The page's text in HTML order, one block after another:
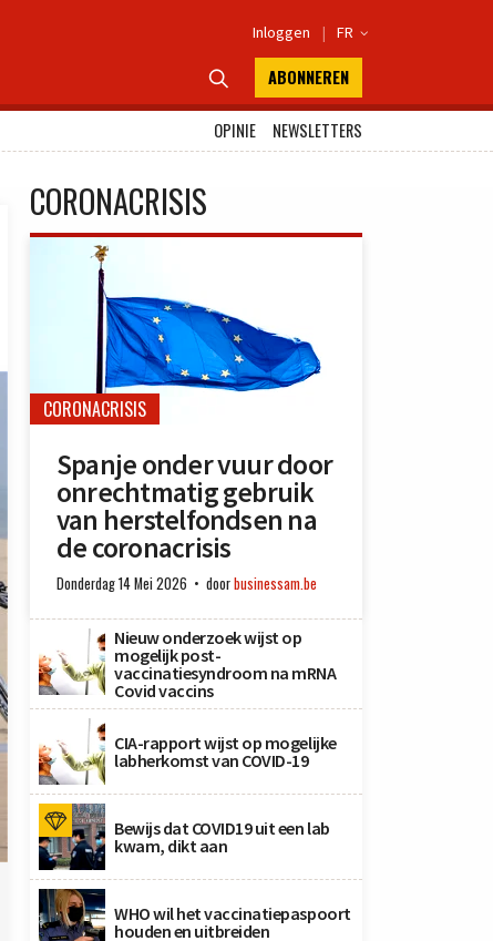
Inloggen | FR 
 ABONNEREN
OPINIE
NEWSLETTERS
CORONACRISIS
CORONACRISIS
Spanje onder vuur door
onrechtmatig gebruik
van herstelfondsen na
de coronacrisis
Donderdag 14 Mei 2026 doorbusinessam.be
Nieuw onderzoek wijst op
mogelijk post-
vaccinatiesyndroom na mRNA
Covid vaccins
CIA-rapport wijst op mogelijke
labherkomst van COVID-19
Bewijs dat COVID19 uit een lab
kwam, dikt aan
WHO wil het vaccinatiepaspoort
houden en uitbreiden